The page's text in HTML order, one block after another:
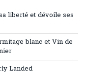
liberté et dévoile ses
blanc et Vin de
Landed